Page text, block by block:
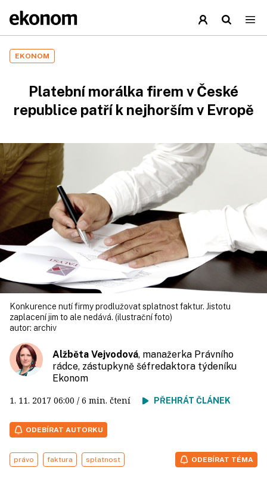
EKONOM
Platební morálka firem v České
republice patří k nejhorším v Evropě
Konkurence nutí firmy prodlužovat splatnost faktur. Jistotu
zaplacení jim to ale nedává. (ilustrační foto)
autor: archiv
Alžběta Vejvodová, manažerka Právního
rádce, zástupkyně šéfredaktora týdeníku
Ekonom
1. 11. 2017 06:00 / 6 min. čtení PŘEHRÁT ČLÁNEK
ODEBÍRAT AUTORKU
právo faktura splatnost ODEBÍRAT TÉMA